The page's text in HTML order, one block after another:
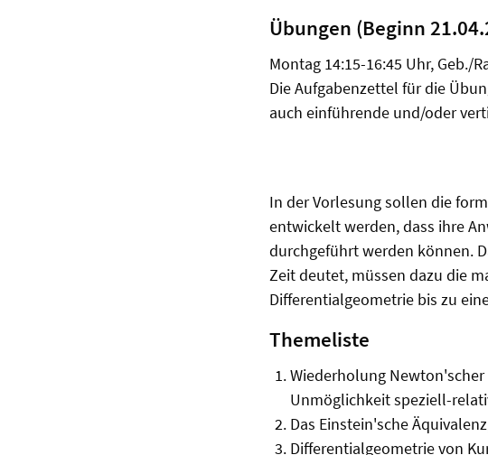
Übungen (Beginn
Montag 14:15-16:45 Uhr, Geb./
Die Aufgabenzettel für die
auch einführende und/oder
In der Vorlesung sollen die
entwickelt werden, dass ihre
durchgeführt werden können.
Zeit deutet, müssen dazu die
Differentialgeometrie bis zu
Themeliste
Wiederholung
Unmöglichkeit speziell-
Das Einstein'sche
Differentialgeometrie von